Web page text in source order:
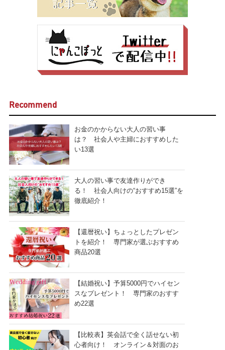
Recommend
お金のかからない大人の習い事
は？ 社会人や主婦におすすめした
い13選
大人の習い事で友達作りができ
る！ 社会人向けの“おすすめ15選”を
徹底紹介！
【還暦祝い】ちょっとしたプレゼン
トを紹介！ 専門家が選ぶおすすめ
商品20選
【結婚祝い】予算5000円でハイセン
スなプレゼント！ 専門家のおすす
め22選
【比較表】英会話で全く話せない初
心者向け！ オンライン＆対面のお